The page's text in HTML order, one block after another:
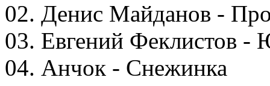
02. Денис Майданов -
03. Евгений Феклистов -
04. Анчок - Снежинка